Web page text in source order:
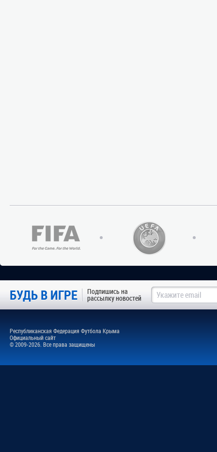
БУДЬ В ИГРЕ Подпишись на
рассылку новостей
Республиканская Федерация Футбола Крыма
Официальный сайт
© 2009-2026. Все права защищены